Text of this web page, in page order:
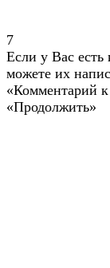
7
Если у Вас
можете их
«Комментарий
«Продолжить»